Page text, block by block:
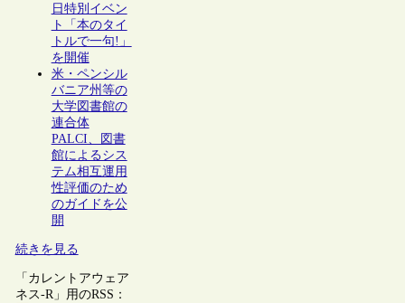
日特別イベン
ト「本のタイ
トルで一句!」
を開催
米・ペンシル
バニア州等の
大学図書館の
連合体
PALCI、図書
館によるシス
テム相互運用
性評価のため
のガイドを公
開
続きを見る
「カレントアウェア
ネス-R」用のRSS：